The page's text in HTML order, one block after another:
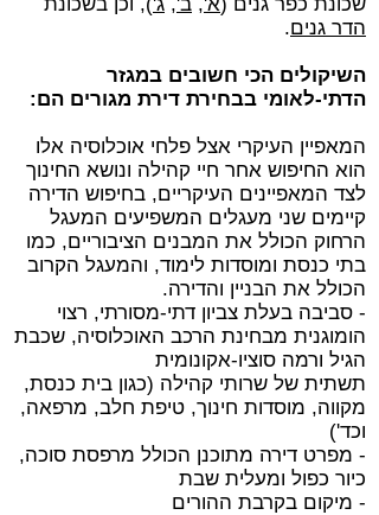
הדר גנים.
השיקולים הכי חשובים במגזר
הדתי-לאומי בבחירת דירת מגורים הם:
המאפיין העיקרי אצל פלחי אוכלוסיה אלו
הוא החיפוש אחר חיי קהילה ונושא החינוך
לצד המאפיינים העיקריים, בחיפוש הדירה
קיימים שני מעגלים המשפיעים המעגל
הרחוק הכולל את המבנים הציבוריים, כמו
בתי כנסת ומוסדות לימוד, והמעגל הקרוב
הכולל את הבניין והדירה.
- סביבה בעלת צביון דתי-מסורתי, רצוי
הומוגנית מבחינת הרכב האוכלוסיה, שכבת
הגיל ורמה סוציו-אקונומית
תשתית של שרותי קהילה (כגון בית כנסת,
מקווה, מוסדות חינוך, טיפת חלב, מרפאה,
וכד')
- מפרט דירה מתוכנן הכולל מרפסת סוכה,
כיור כפול ומעלית שבת
- מיקום בקרבת ההורים